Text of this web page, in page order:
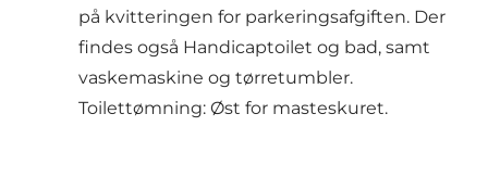
på kvitteringen for parkeringsafgiften. Der
findes også Handicaptoilet og bad, samt
vaskemaskine og tørretumbler.
Toilettømning: Øst for masteskuret.